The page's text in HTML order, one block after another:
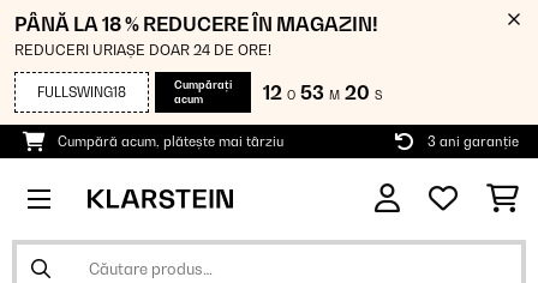
PÂNĂ LA 18 % REDUCERE ÎN MAGAZIN!
REDUCERI URIAȘE DOAR 24 DE ORE!
FULLSWING18
Cumpărați
acum
12 O 53 M 19 S
Cumpără acum, plătește mai târziu 3 ani garanție